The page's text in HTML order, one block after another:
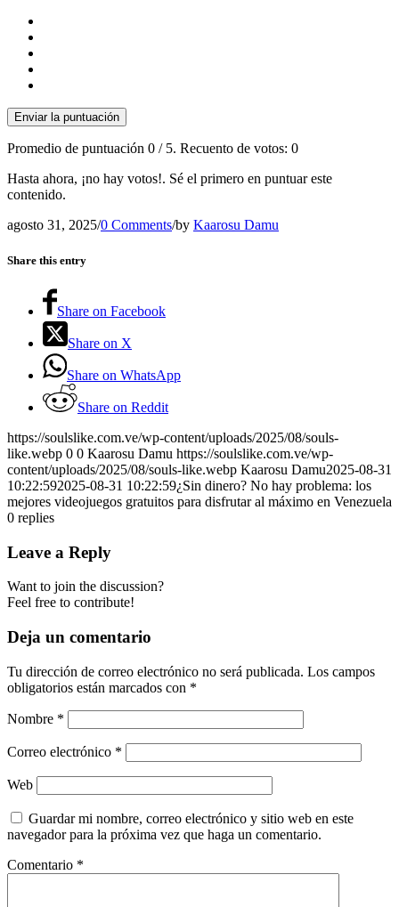
Enviar la puntuación
Promedio de puntuación 0 / 5. Recuento de votos: 0
Hasta ahora, ¡no hay votos!. Sé el primero en puntuar este
contenido.
agosto 31, 2025/0 Comments/by Kaarosu Damu
Share this entry
Share on Facebook
Share on X
Share on WhatsApp
Share on Reddit
https://soulslike.com.ve/wp-content/uploads/2025/08/souls-
like.webp 0 0 Kaarosu Damu https://soulslike.com.ve/wp-
content/uploads/2025/08/souls-like.webp Kaarosu Damu2025-08-31
10:22:592025-08-31 10:22:59¿Sin dinero? No hay problema: los
mejores videojuegos gratuitos para disfrutar al máximo en Venezuela
0 replies
Leave a Reply
Want to join the discussion?
Feel free to contribute!
Deja un comentario
Tu dirección de correo electrónico no será publicada. Los campos
obligatorios están marcados con *
Nombre *
Correo electrónico *
Web
Guardar mi nombre, correo electrónico y sitio web en este
navegador para la próxima vez que haga un comentario.
Comentario *